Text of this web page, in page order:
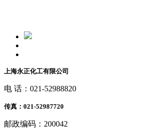
上海永正化工有限公司
电 话：021-52988820
传真：021-52987720
邮政编码：200042